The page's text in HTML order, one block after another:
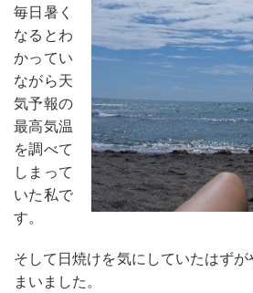
毎日暑く
なるとわ
かってい
ながら天
気予報の
最高気温
を調べて
しまって
いた私で
す。
そして日焼けを気にしていたはず
まいました。